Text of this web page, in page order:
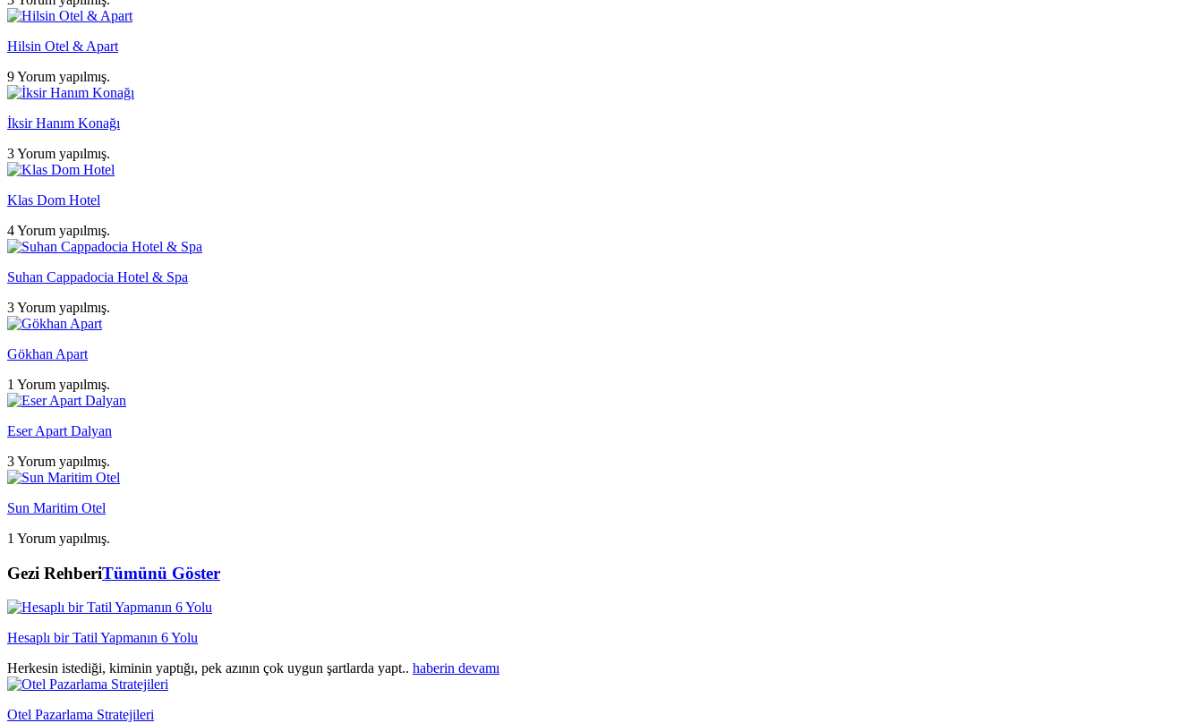
Hilsin Otel & Apart
9 Yorum yapılmış.
İksir Hanım Konağı
3 Yorum yapılmış.
Klas Dom Hotel
4 Yorum yapılmış.
Suhan Cappadocia Hotel & Spa
3 Yorum yapılmış.
Gökhan Apart
1 Yorum yapılmış.
Eser Apart Dalyan
3 Yorum yapılmış.
Sun Maritim Otel
1 Yorum yapılmış.
Gezi RehberiTümünü Göster
Hesaplı bir Tatil Yapmanın 6 Yolu
Herkesin istediği, kiminin yaptığı, pek azının çok uygun şartlarda yapt.. haberin devamı
Otel Pazarlama Stratejileri